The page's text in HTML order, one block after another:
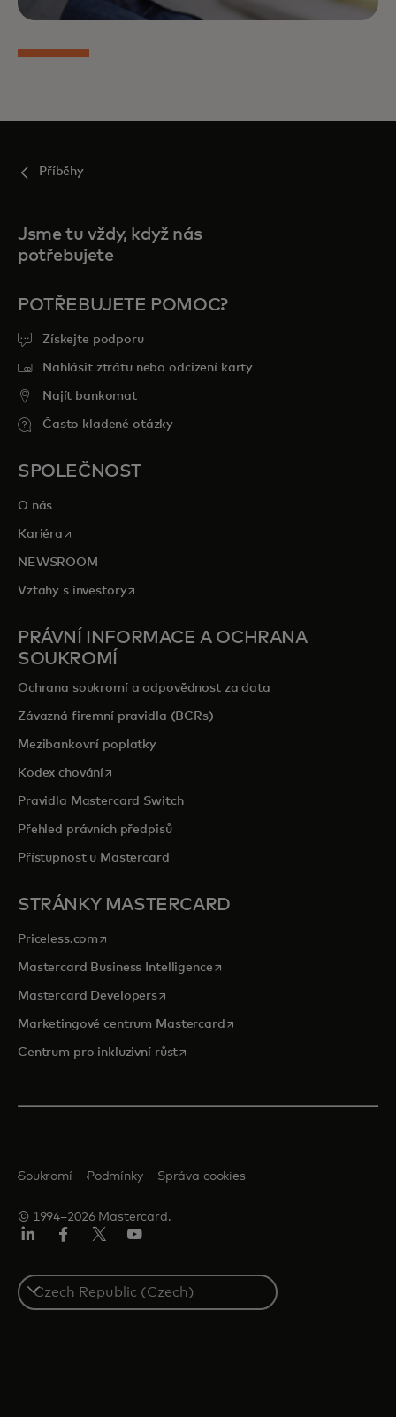
Příběhy
Jsme tu vždy, když nás
potřebujete
POTŘEBUJETE POMOC?
Získejte podporu
Nahlásit ztrátu nebo odcizení karty
Najít bankomat
Často kladené otázky
SPOLEČNOST
O nás
Kariéra opens in a new tab
NEWSROOM
Vztahy s investoryopens in a new tab
PRÁVNÍ INFORMACE A OCHRANA
SOUKROMÍ
Ochrana soukromí a odpovědnost za data
Závazná firemní pravidla (BCRs)
Mezibankovní poplatky
Kodex chováníopens in a new tab
Pravidla Mastercard Switch
Přehled právních předpisů
Přístupnost u Mastercard
STRÁNKY MASTERCARD
Priceless.com opens in a new tab
Mastercard Business Intelligenceopens in a new tab
Mastercard Developersopens in a new tab
Marketingové centrum Mastercardopens in a new tab
Centrum pro inkluzivní růstopens in a new tab
© 1994–2026 Mastercard.
Soukromí Podmínky Správa cookies
Select
a
country